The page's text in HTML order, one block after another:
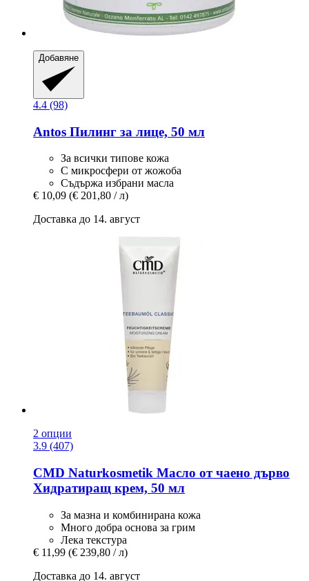
Добавяне
4.4 (98)
Antos Пилинг за лице, 50 мл
За всички типове кожа
С микросфери от жожоба
Съдържа избрани масла
€ 10,09 (€ 201,80 / л)
Доставка до 14. август
2 опции
3.9 (407)
CMD Naturkosmetik Масло от чаено дърво
Хидратиращ крем, 50 мл
За мазна и комбинирана кожа
Много добра основа за грим
Лека текстура
€ 11,99 (€ 239,80 / л)
Доставка до 14. август